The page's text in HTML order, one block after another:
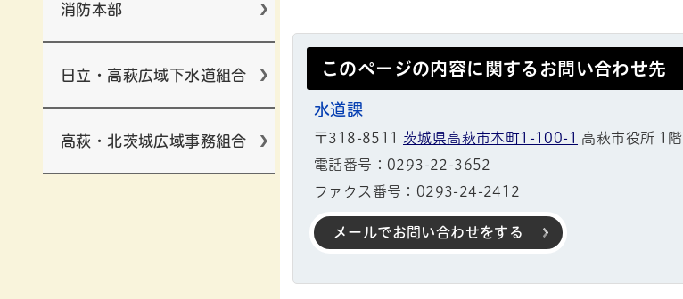
消防本部
日立・高萩広域下水道組合
高萩・北茨城広域事務組合
このページの内容に関するお問い合わせ先
水道課
〒318-8511 茨城県高萩市本町1-100-1
高萩市役所 1階
電話番号：0293-22-3652
ファクス番号：0293-24-2412
メールでお問い合わせをする